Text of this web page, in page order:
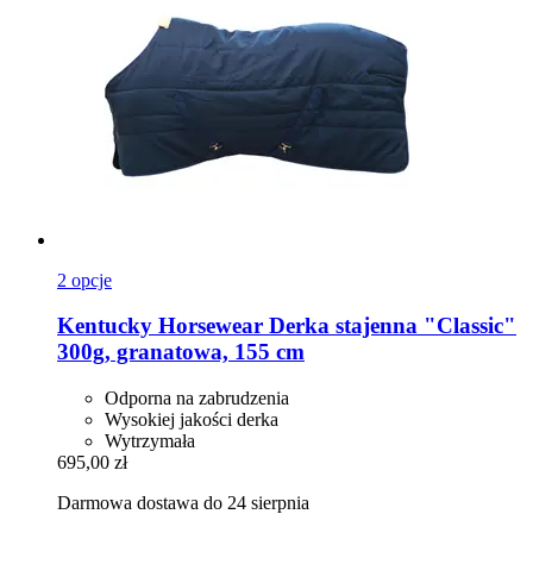
2 opcje
Kentucky Horsewear Derka stajenna "Classic"
300g, granatowa, 155 cm
Odporna na zabrudzenia
Wysokiej jakości derka
Wytrzymała
695,00 zł
Darmowa dostawa do 24 sierpnia